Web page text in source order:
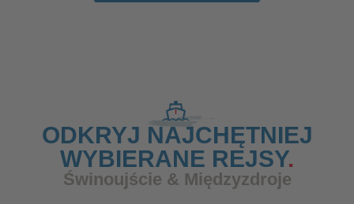
ODKRYJ NAJCHĘTNIEJ
WYBIERANE REJSY
Świnoujście & Międzyzdroje